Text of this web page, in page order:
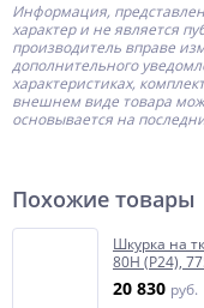
Информация,
характер и не является
производитель вправе
дополнительного
характеристиках,
внешнем виде товара
основывается на
Похожие товары
Шкурка на
80Н (P24),
20 830 руб.